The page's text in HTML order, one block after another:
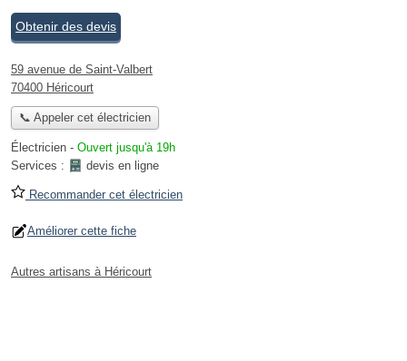
Obtenir des devis
59 avenue de Saint-Valbert
70400 Héricourt
📞 Appeler cet électricien
Électricien - Ouvert jusqu'à 19h
Services :
devis en ligne
Recommander cet électricien
Améliorer cette fiche
Autres artisans à Héricourt